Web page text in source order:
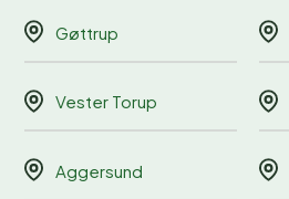
Gøttrup
Vester Torup
Aggersund